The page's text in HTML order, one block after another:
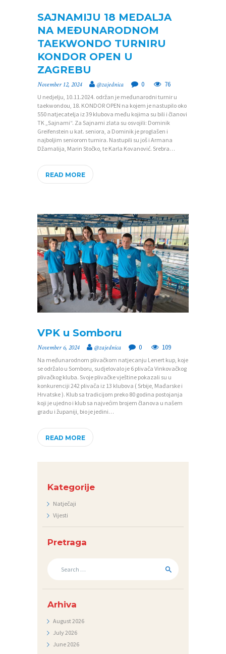
SAJNAMIJU 18 MEDALJA
NA MEĐUNARODNOM
TAEKWONDO TURNIRU
KONDOR OPEN U
ZAGREBU
November 12, 2024 @zajednica 0 76
U nedjelju, 10.11.2024. održan je međunarodni turnir u
taekwondou, 18. KONDOR OPEN na kojem je nastupilo oko
550 natjecatelja iz 39 klubova među kojima su bili i članovi
TK „Sajnami“. Za Sajnami zlata su osvojili: Dominik
Greifenstein u kat. seniora, a Dominik je proglašen i
najboljim seniorom turnira. Nastupili su još i Armana
Džamalija, Marin Stočko, te Karla Kovanović. Srebra…
READ MORE
VPK u Somboru
November 6, 2024 @zajednica 0 109
Na međunarodnom plivačkom natjecanju Lenert kup, koje
se održalo u Somboru, sudjelovalo je 6 plivača Vinkovačkog
plivačkog kluba. Svoje plivačke vještine pokazali su u
konkurenciji 242 plivača iz 13 klubova ( Srbije, Mađarske i
Hrvatske ). Klub sa tradicijom preko 80 godina postojanja
koji je ujedno i klub sa najvećim brojem članova u našem
gradu i županiji, bio je jedini…
READ MORE
Kategorije
Natječaji
Vijesti
Pretraga
Arhiva
August2026
July2026
June2026